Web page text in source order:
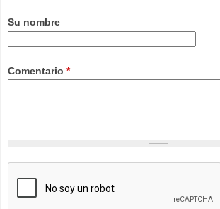
Su nombre
Comentario *